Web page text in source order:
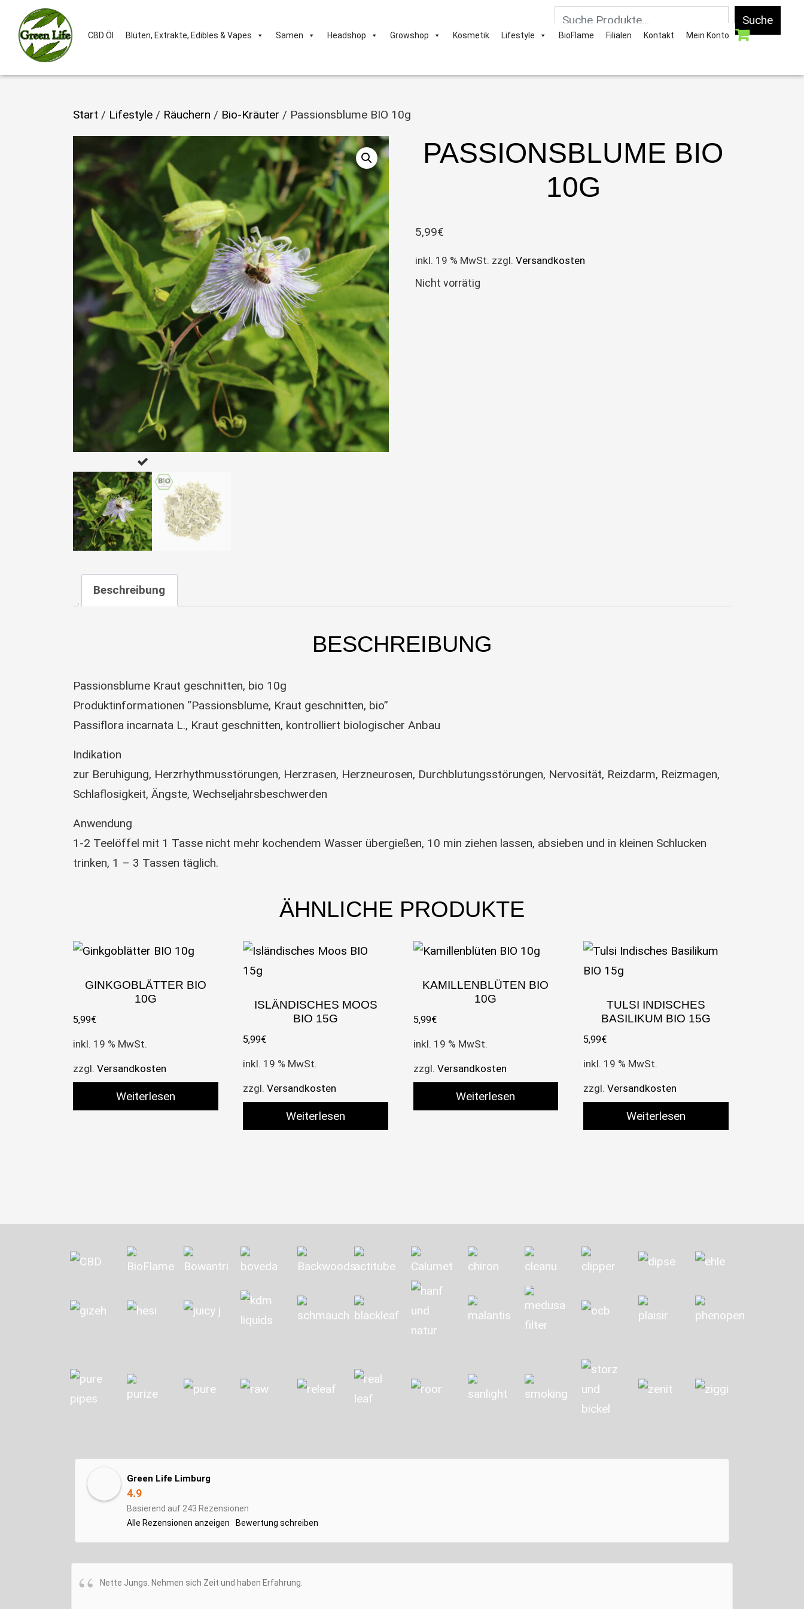
Suche
CBD Öl Blüten, Extrakte, Edibles & Vapes Samen Headshop Growshop Kosmetik Lifestyle BioFlame Filialen Kontakt Mein Konto
Start / Lifestyle / Räuchern / Bio-Kräuter / Passionsblume BIO 10g
PASSIONSBLUME BIO
10G
5,99€
inkl. 19 % MwSt. zzgl. Versandkosten
Nicht vorrätig
Beschreibung
BESCHREIBUNG
Passionsblume Kraut geschnitten, bio 10g
Produktinformationen “Passionsblume, Kraut geschnitten, bio”
Passiflora incarnata L., Kraut geschnitten, kontrolliert biologischer Anbau
Indikation
zur Beruhigung, Herzrhythmusstörungen, Herzrasen, Herzneurosen, Durchblutungsstörungen, Nervosität, Reizdarm, Reizmagen,
Schlaflosigkeit, Ängste, Wechseljahrsbeschwerden
Anwendung
1-2 Teelöffel mit 1 Tasse nicht mehr kochendem Wasser übergießen, 10 min ziehen lassen, absieben und in kleinen Schlucken
trinken, 1 – 3 Tassen täglich.
ÄHNLICHE PRODUKTE
GINKGOBLÄTTER BIO
10G
5,99€
inkl. 19 % MwSt.
zzgl. Versandkosten
Weiterlesen
ISLÄNDISCHES MOOS
BIO 15G
5,99€
inkl. 19 % MwSt.
zzgl.Versandkosten
Weiterlesen
KAMILLENBLÜTEN BIO
10G
5,99€
inkl. 19 % MwSt.
zzgl. Versandkosten
Weiterlesen
TULSI INDISCHES
BASILIKUM BIO 15G
5,99€
inkl. 19 % MwSt.
zzgl.Versandkosten
Weiterlesen
Green Life Limburg
4.9
Basierend auf 243 Rezensionen
Alle Rezensionen anzeigen
Bewertung schreiben
Nette Jungs. Nehmen sich Zeit und haben Erfahrung.